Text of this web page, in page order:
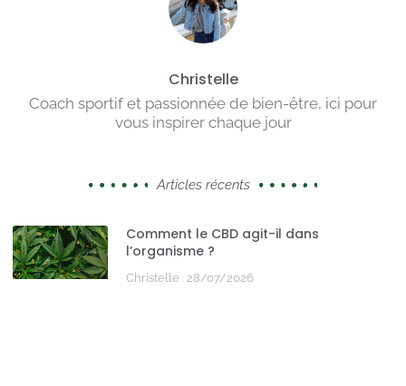
Christelle
Coach sportif et passionnée de bien-être, ici pour
vous inspirer chaque jour
Articles récents
Comment le CBD agit-il dans
l’organisme ?
Christelle 28/07/2026